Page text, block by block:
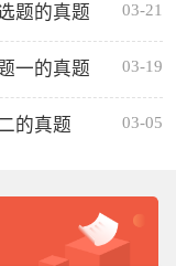
题的真题 03-21
一的真题 03-19
的真题 03-05